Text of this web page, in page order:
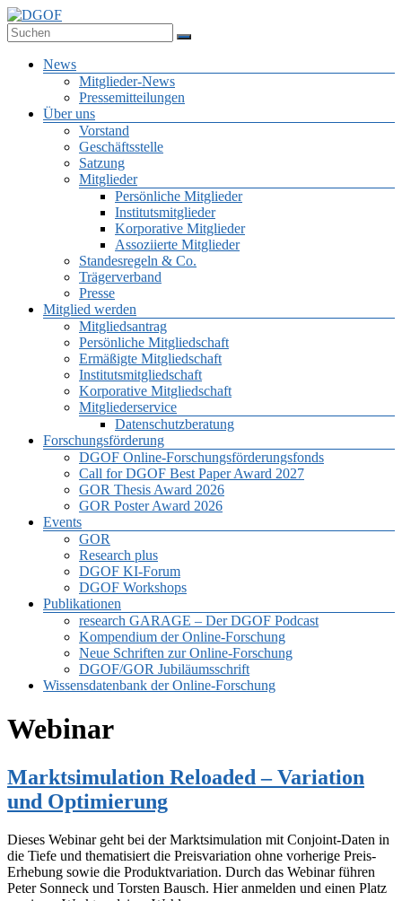
Zum
Inhalt
springen
Deutsche Gesellschaft für Online-Forschung e.V.
Menü
News
Mitglieder-News
Pressemitteilungen
Über uns
Vorstand
Geschäftsstelle
Satzung
Mitglieder
Persönliche Mitglieder
Institutsmitglieder
Korporative Mitglieder
Assoziierte Mitglieder
Standesregeln & Co.
Trägerverband
Presse
Mitglied werden
Mitgliedsantrag
Persönliche Mitgliedschaft
Ermäßigte Mitgliedschaft
Institutsmitgliedschaft
Korporative Mitgliedschaft
Mitgliederservice
Datenschutzberatung
Forschungsförderung
DGOF Online-Forschungsförderungsfonds
Call for DGOF Best Paper Award 2027
GOR Thesis Award 2026
GOR Poster Award 2026
Events
GOR
Research plus
DGOF KI-Forum
DGOF Workshops
Publikationen
research GARAGE – Der DGOF Podcast
Kompendium der Online-Forschung
Neue Schriften zur Online-Forschung
DGOF/GOR Jubiläumsschrift
Wissensdatenbank der Online-Forschung
Webinar
Marktsimulation Reloaded – Variation
und Optimierung
Dieses Webinar geht bei der Marktsimulation mit Conjoint-Daten in
die Tiefe und thematisiert die Preisvariation ohne vorherige Preis-
Erhebung sowie die Produktvariation. Durch das Webinar führen
Peter Sonneck und Torsten Bausch. Hier anmelden und einen Platz